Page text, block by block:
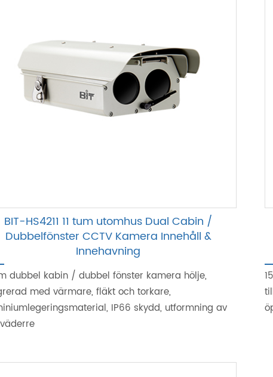
BIT-HS4211 11 tum utomhus Dual Cabin /
Dubbelfönster CCTV Kamera Innehåll &
Innehavning
dubbel kabin / dubbel fönster kamera hölje,
med värmare, fläkt och torkare,
IP66 skydd, utformning av